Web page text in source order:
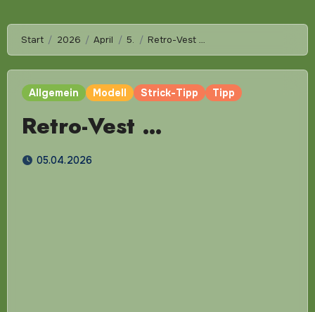
Start 2026 April 5. Retro-Vest …
Allgemein Modell Strick-Tipp Tipp
Retro-Vest …
05.04.2026